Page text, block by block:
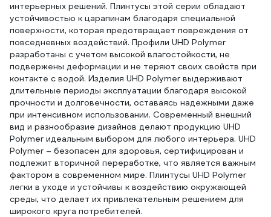
интерьерных решений. Плинтусы этой серии обладают
устойчивостью к царапинам благодаря специальной
поверхности, которая предотвращает повреждения от
повседневных воздействий. Профили UHD Polymer
разработаны с учетом высокой влагостойкости, не
подвержены деформации и не теряют своих свойств при
контакте с водой. Изделия UHD Polymer выдерживают
длительные периоды эксплуатации благодаря высокой
прочности и долговечности, оставаясь надежными даже
при интенсивном использовании. Современный внешний
вид и разнообразие дизайнов делают продукцию UHD
Polymer идеальным выбором для любого интерьера. UHD
Polymer – безопасен для здоровья, сертифицирован и
подлежит вторичной переработке, что является важным
фактором в современном мире. Плинтусы UHD Polymer
легки в уходе и устойчивы к воздействию окружающей
среды, что делает их привлекательным решением для
широкого круга потребителей.